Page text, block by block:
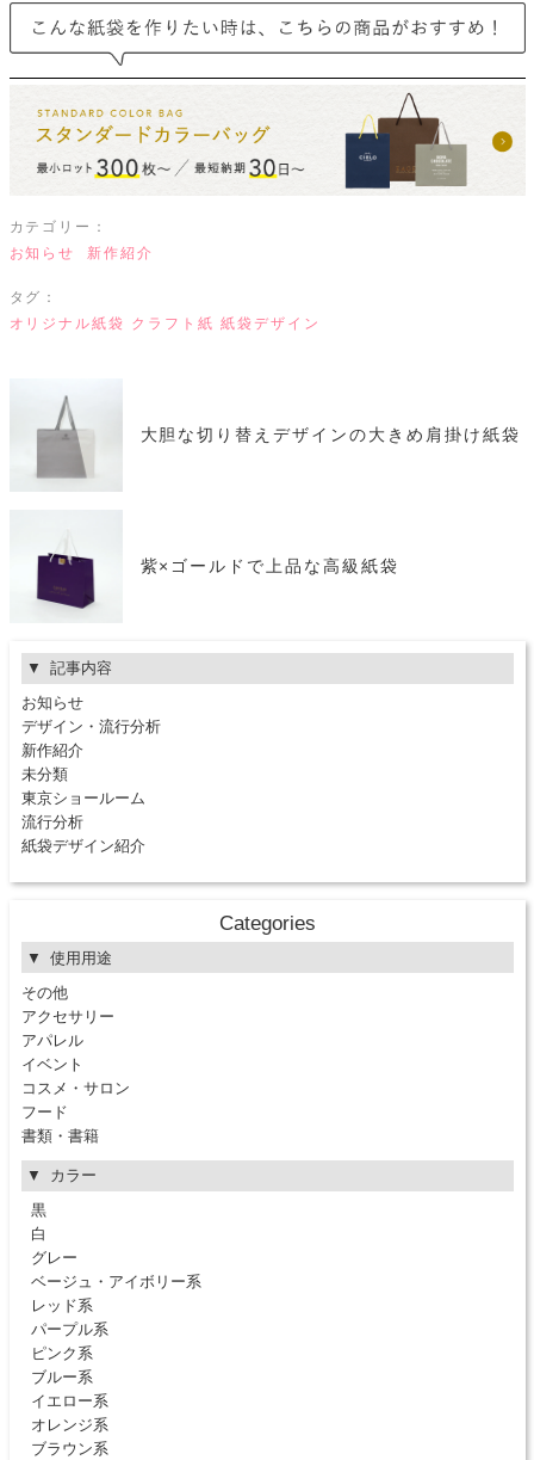
カテゴリー：
お知らせ
新作紹介
タグ：
オリジナル紙袋 クラフト紙 紙袋デザイン
大胆な切り替えデザインの大きめ肩掛け紙袋
紫×ゴールドで上品な高級紙袋
記事内容
お知らせ
デザイン・流行分析
新作紹介
未分類
東京ショールーム
流行分析
紙袋デザイン紹介
Categories
使用用途
その他
アクセサリー
アパレル
イベント
コスメ・サロン
フード
書類・書籍
カラー
黒
白
グレー
ベージュ・アイボリー系
レッド系
パープル系
ピンク系
ブルー系
イエロー系
オレンジ系
ブラウン系